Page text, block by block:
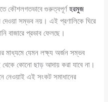
কৌশলগতভাবে গুরুত্বপূর্ণহরমুজ
সম্ভব নয়। এই প্রণালিকে ঘিরে
বাজারে প্রভাব ফেলছে।
মাধ্যমে যেমন লক্ষ্য অর্জন সম্ভব
কোনো ছাড় আদায় করা যাবে না।
নেওয়াই এই সংকট সমাধানের